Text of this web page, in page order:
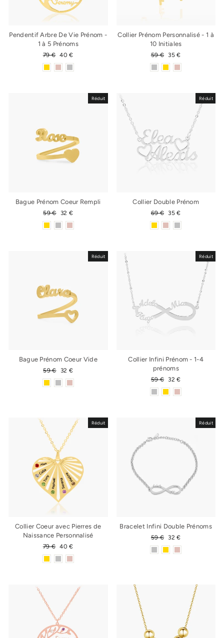
Pendentif Arbre De Vie Prénom -
1 à 5 Prénoms
Prix
régulier
79 €
Prix
réduit
40 €
Collier Prénom Personnalisé - 1 à
10 Initiales
Prix
régulier
59 €
Prix
réduit
35 €
Réduit
Bague Prénom Coeur Rempli
Prix
régulier
59 €
Prix
réduit
32 €
Réduit
Collier Double Prénom
Prix
régulier
69 €
Prix
réduit
35 €
Réduit
Bague Prénom Coeur Vide
Prix
régulier
59 €
Prix
réduit
32 €
Réduit
Collier Infini Prénom - 1-4
prénoms
Prix
régulier
59 €
Prix
réduit
32 €
Réduit
Collier Coeur avec Pierres de
Naissance Personnalisé
Prix
régulier
79 €
Prix
réduit
40 €
Réduit
Bracelet Infini Double Prénoms
Prix
régulier
59 €
Prix
réduit
32 €